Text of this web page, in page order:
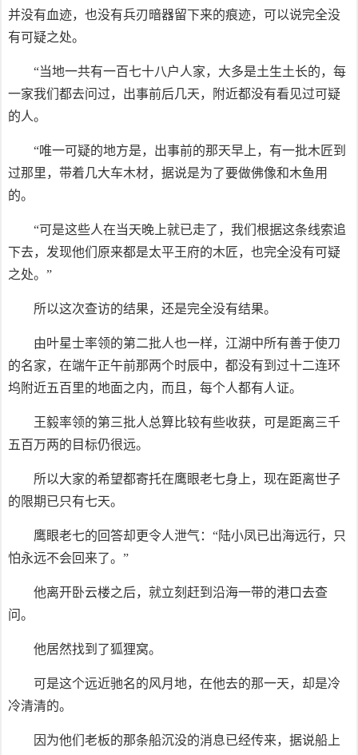
并没有血迹，也没有兵刃暗器留下来的痕迹，可以说完全没
有可疑之处。
“当地一共有一百七十八户人家，大多是土生土长的，每
一家我们都去问过，出事前后几天，附近都没有看见过可疑
的人。
“唯一可疑的地方是，出事前的那天早上，有一批木匠到
过那里，带着几大车木材，据说是为了要做佛像和木鱼用
的。
“可是这些人在当天晚上就已走了，我们根据这条线索追
下去，发现他们原来都是太平王府的木匠，也完全没有可疑
之处。”
所以这次查访的结果，还是完全没有结果。
由叶星士率领的第二批人也一样，江湖中所有善于使刀
的名家，在端午正午前那两个时辰中，都没有到过十二连环
坞附近五百里的地面之内，而且，每个人都有人证。
王毅率领的第三批人总算比较有些收获，可是距离三千
五百万两的目标仍很远。
所以大家的希望都寄托在鹰眼老七身上，现在距离世子
的限期已只有七天。
鹰眼老七的回答却更令人泄气：“陆小凤已出海远行，只
怕永远不会回来了。”
他离开卧云楼之后，就立刻赶到沿海一带的港口去查
问。
他居然找到了狐狸窝。
可是这个远近驰名的风月地，在他去的那一天，却是冷
冷清清的。
因为他们老板的那条船沉没的消息已经传来，据说船上